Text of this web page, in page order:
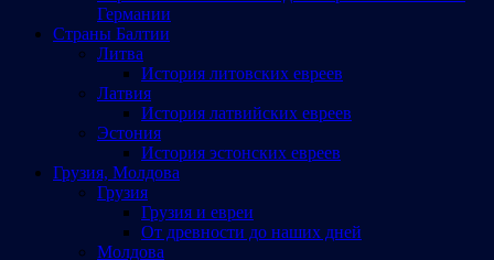
Германии
Страны Балтии
Литва
История литовских евреев
Латвия
История латвийских евреев
Эстония
История эстонских евреев
Грузия, Молдова
Грузия
Грузия и евреи
От древности до наших дней
Молдова